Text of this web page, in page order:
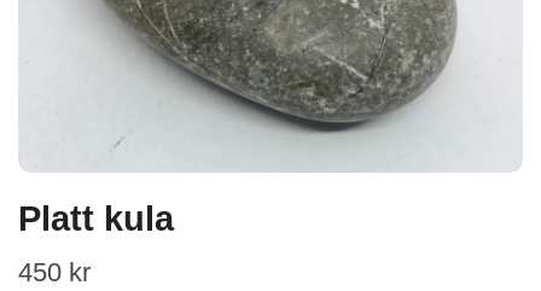
Platt kula
450 kr